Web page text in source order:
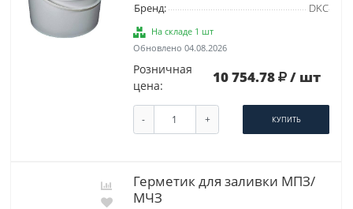
Бренд:
DKC
На складе 1 шт
Обновлено 04.08.2026
Розничная
цена:
10 754.78 / шт
- + КУПИТЬ
Герметик для заливки МПЗ/
МЧЗ